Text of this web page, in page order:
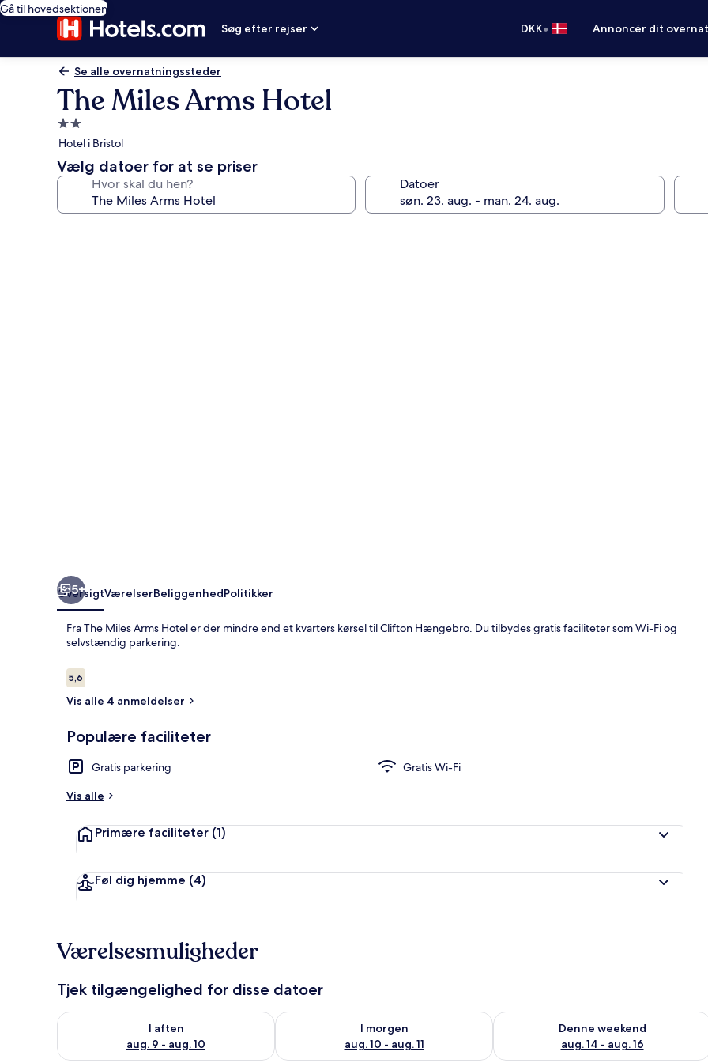
Gå til hovedsektionen
Søg efter rejser
DKK• Annoncér dit
Se alle overnatningssteder
The Miles Arms Hotel
2.0-
stjernet
overnatningssted
Hotel i Bristol
Vælg datoer for at se priser
Hvor skal du hen? Datoer
Værelse - 1 kingsize-seng | Gratis Wi-Fi, sengetøj
5+
OversigtVærelserBeliggenhedPolitikker
Fra The Miles Arms Hotel er der mindre end et kvarters kørsel til Clifton Hængebro. Du tilbydes gratis faciliteter som Wi-Fi og
selvstændig parkering.
Anmeldelser
5,65,6 ud af 10.
Vis alle 4 anmeldelser
Populære faciliteter
Gratis parkering
Gratis Wi-Fi
Vis alle
Primære faciliteter (1)
Føl dig hjemme (4)
Værelsesmuligheder
Tjek tilgængelighed for disse datoer
I aften
aug. 9 - aug. 10
Tjek tilgængelighed for i aften aug. 9 - aug. 10
I morgen
aug. 10 - aug. 11
Tjek tilgængelighed for i morgen aug. 10 - aug. 11
Denne weekend
aug. 14 - aug. 16
Tjek tilgængelighed for denne